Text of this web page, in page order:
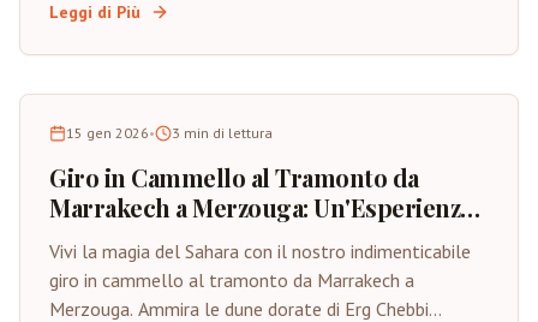
Leggi di Più
15 gen 2026• 3 min di lettura
Giro in Cammello al Tramonto da
Marrakech a Merzouga: Un'Esperienza
Magica nel Deserto
Vivi la magia del Sahara con il nostro indimenticabile
giro in cammello al tramonto da Marrakech a
Merzouga. Ammira le dune dorate di Erg Chebbi